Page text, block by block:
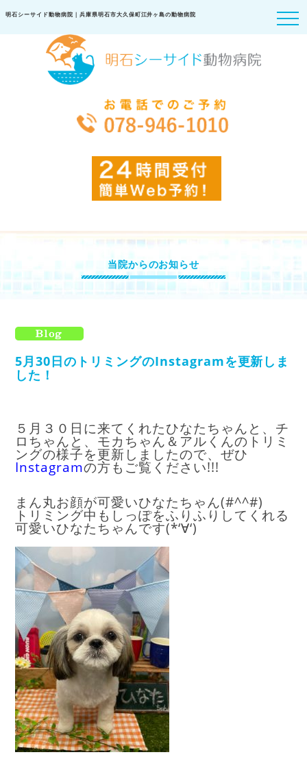
明石シーサイド動物病院｜兵庫県明石市大久保町江井ヶ島の動物病院
当院からのお知らせ
5月30日のトリミングのInstagramを更新しま
した！
５月３０日に来てくれたひなたちゃんと、チ
ロちゃんと、モカちゃん＆アルくんのトリミ
ングの様子を更新しましたので、ぜひ
Instagramの方もご覧ください!!!
まん丸お顔が可愛いひなたちゃん(#^^#)
トリミング中もしっぽをふりふりしてくれる
可愛いひなたちゃんです(*‘∀‘)